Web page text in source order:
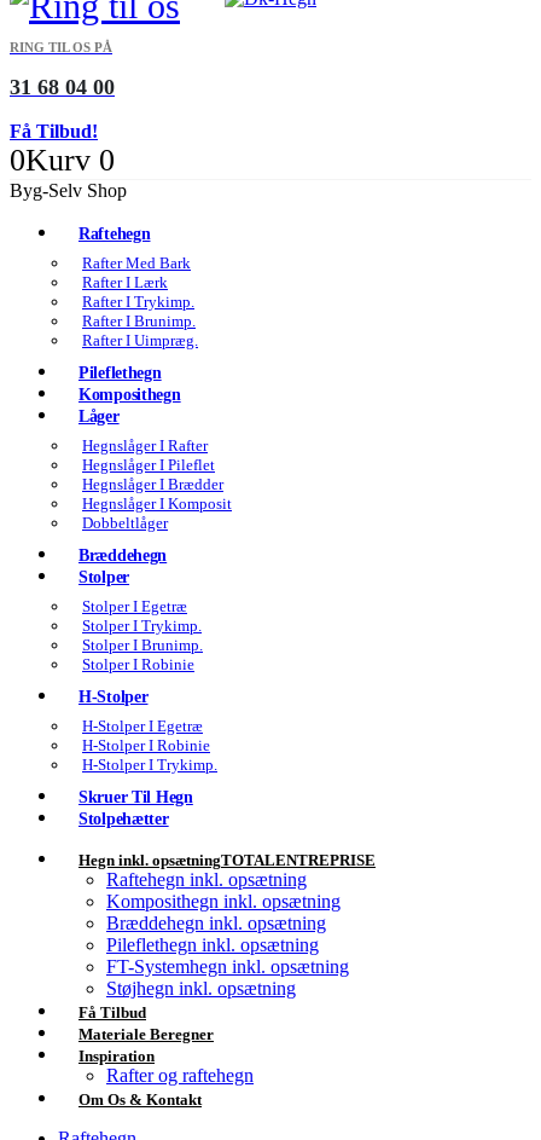
RING TIL OS PÅ
31 68 04 00
Få Tilbud!
0Kurv 0
Byg-Selv Shop
Raftehegn
Rafter Med Bark
Rafter I Lærk
Rafter I Trykimp.
Rafter I Brunimp.
Rafter I Uimpræg.
Pileflethegn
Komposithegn
Låger
Hegnslåger I Rafter
Hegnslåger I Pileflet
Hegnslåger I Brædder
Hegnslåger I Komposit
Dobbeltlåger
Bræddehegn
Stolper
Stolper I Egetræ
Stolper I Trykimp.
Stolper I Brunimp.
Stolper I Robinie
H-Stolper
H-Stolper I Egetræ
H-Stolper I Robinie
H-Stolper I Trykimp.
Skruer Til Hegn
Stolpehætter
Hegn inkl. opsætningTOTALENTREPRISE
Raftehegn inkl. opsætning
Komposithegn inkl. opsætning
Bræddehegn inkl. opsætning
Pileflethegn inkl. opsætning
FT-Systemhegn inkl. opsætning
Støjhegn inkl. opsætning
Få Tilbud
Materiale Beregner
Inspiration
Rafter og raftehegn
Om Os & Kontakt